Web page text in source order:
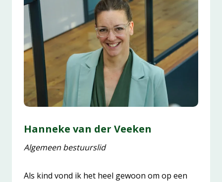
Hanneke van der Veeken
Algemeen bestuurslid
Als kind vond ik het heel gewoon om op een